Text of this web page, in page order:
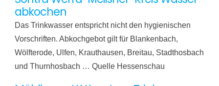
abkochen
Das Trinkwasser entspricht nicht den hygienischen
Vorschriften. Abkochgebot gilt für Blankenbach,
Wölfterode, Ulfen, Krauthausen, Breitau, Stadthosbach
und Thurnhosbach … Quelle Hessenschau